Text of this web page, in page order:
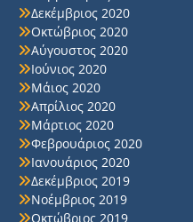
Δεκέμβριος 2020
Οκτώβριος 2020
Αύγουστος 2020
Ιούνιος 2020
Μάιος 2020
Απρίλιος 2020
Μάρτιος 2020
Φεβρουάριος 2020
Ιανουάριος 2020
Δεκέμβριος 2019
Νοέμβριος 2019
Οκτώβριος 2019